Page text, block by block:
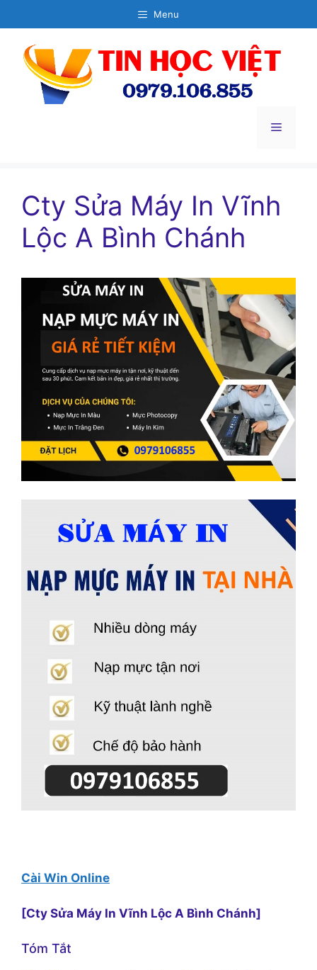
đến
dung
Menu
Menu
Cty Sửa Máy In Vĩnh
Lộc A Bình Chánh
Cài Win Online
[Cty Sửa Máy In Vĩnh Lộc A Bình Chánh]
Tóm Tắt